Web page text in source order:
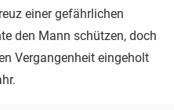
einer gefährlichen
den Mann schützen, doch
Vergangenheit eingeholt